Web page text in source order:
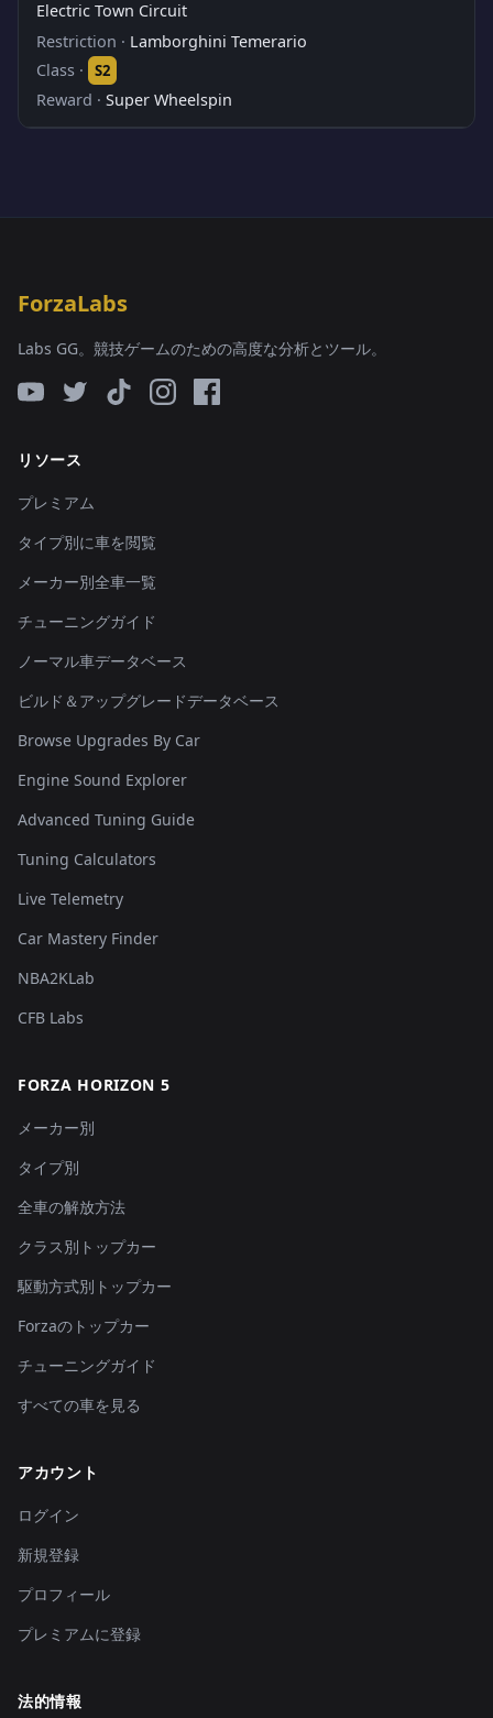
Electric Town Circuit
Lamborghini Temerario
S2
Super Wheelspin
ForzaLabs
Labs GG。競技ゲームのための高度な分析とツール。
リソース
プレミアム
タイプ別に車を閲覧
メーカー別全車一覧
チューニングガイド
ノーマル車データベース
ビルド＆アップグレードデータベース
Browse Upgrades By Car
Engine Sound Explorer
Advanced Tuning Guide
Tuning Calculators
Live Telemetry
Car Mastery Finder
NBA2KLab
CFB Labs
FORZA HORIZON 5
メーカー別
タイプ別
全車の解放方法
クラス別トップカー
駆動方式別トップカー
Forzaのトップカー
チューニングガイド
すべての車を見る
アカウント
ログイン
新規登録
プロフィール
プレミアムに登録
法的情報